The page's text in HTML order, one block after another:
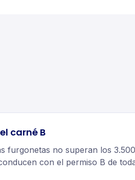
carné B
furgonetas no superan los
con el permiso B de